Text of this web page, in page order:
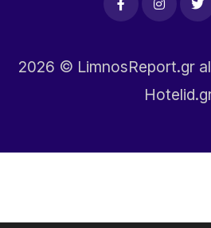
2026 © LimnosReport.gr